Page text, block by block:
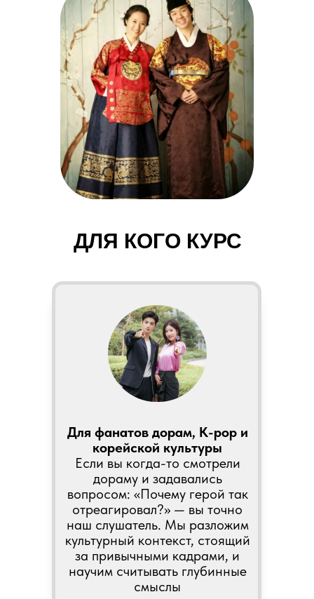
ДЛЯ КОГО КУРС
Для фанатов дорам, K-pop и
корейской культуры
Если вы когда-то смотрели
дораму и задавались
вопросом: «Почему герой так
отреагировал?» — вы точно
наш слушатель. Мы разложим
культурный контекст, стоящий
за привычными кадрами, и
научим считывать глубинные
смыслы